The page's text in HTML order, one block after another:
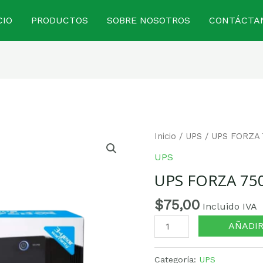
PRODUCTOS SOBRE NOSOTROS
Inicio / UPS / UPS
UPS
UPS FORZA
$75,00 Incluido IVA
UPS
cantidad
Categoría: UPS